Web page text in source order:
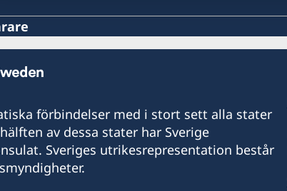
förbindelser med i stort sett alla stater
av dessa stater har Sverige
Sveriges utrikesrepresentation består